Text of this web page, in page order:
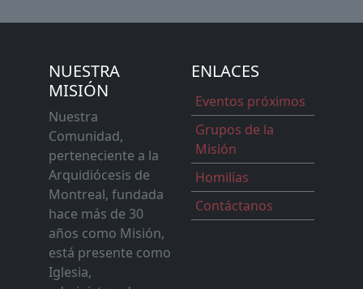
NUESTRA
MISIÓN
Nuestra
Comunidad,
perteneciente a la
Arquidiócesis de
Montreal, fundada
hace más de 30
años como Misión,
está presente como
Iglesia,
ENLACES
Eventos próximos
Grupos de la
Misión
Homilías
Contáctanos